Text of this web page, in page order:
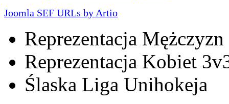
Joomla SEF URLs by Artio
Reprezentacja
Reprezentacja Kobiet
Ślaska Liga Unihokeja